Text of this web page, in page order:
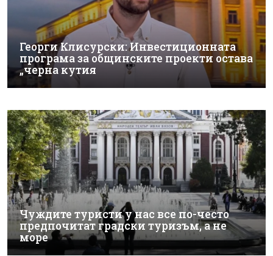
Георги Клисурски: Инвестиционната
програма за общинските проекти остава
„черна кутия
Чуждите туристи у нас все по-често
предпочитат градски туризъм, а не
море